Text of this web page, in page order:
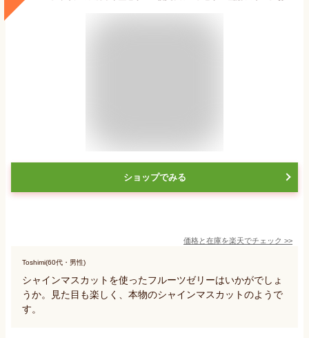
ショップでみる
価格と在庫を楽天でチェック >>
Toshimi(60代・男性)
シャインマスカットを使ったフルーツゼリーはいかがでしょ
うか。見た目も楽しく、本物のシャインマスカットのようで
す。